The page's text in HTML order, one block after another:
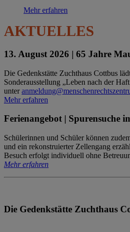
Mehr erfahren
AKTUELLES
13. August 2026 | 65 Jahre
Die Gedenkstätte Zuchthaus Cottbus
Sonderausstellung „Leben nach der
unter
Mehr erfahren
Ferienangebot | Spurensuche
Schülerinnen und Schüler können
und ein rekonstruierter Zellengang
Besuch erfolgt individuell ohne
Mehr erfahren
Die Gedenkstätte Zuchthaus